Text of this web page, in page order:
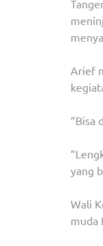
Arief
“Bisa
yang
Wali
muda